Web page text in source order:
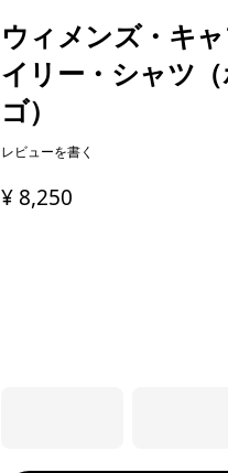
ウィメンズ・キ
イリー・シャツ
ゴ）
レビューを書く
¥ 8,250